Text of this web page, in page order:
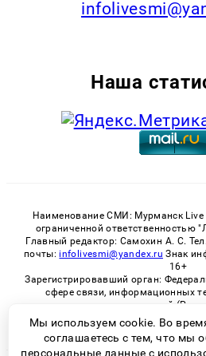
Наша
Наименование СМИ: Мурманск Live
ограниченной ответственностью
Главный редактор: Самохин А. С.
почты: infolivesmi@yandex.ru Знак
16+
Зарегистрировавший орган:
сфере связи, информационных
коммуникаций
Регистрационный номер СМИ ЭЛ №
Мы используем cookie. Во
соглашаетесь с тем, что мы
персональные данные с